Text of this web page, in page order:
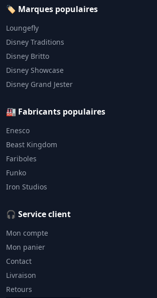
🏷️ Marques populaires
Loungefly
Disney Traditions
Disney Britto
Disney Showcase
Disney Grand Jester
🏭 Fabricants populaires
Enesco
Beast Kingdom
Fariboles
Funko
Iron Studios
🎧 Service client
Mon compte
Mon panier
Contact
Livraison
Retours